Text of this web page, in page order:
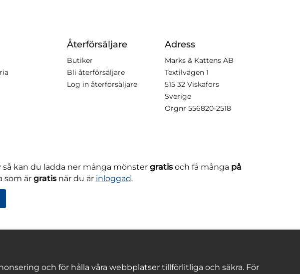
Återförsäljare
Butiker
Bli återförsäljare
Log in återförsäljare
Adress
Marks & Kattens AB
Textilvägen 1
515 32 Viskafors
Sverige
Orgnr 556820-2518
kan du ladda ner många mönster gratisoch få många på
som är gratisnär du är inloggad.
och för hålla våra webbplatser tillförlitliga och säkra. För